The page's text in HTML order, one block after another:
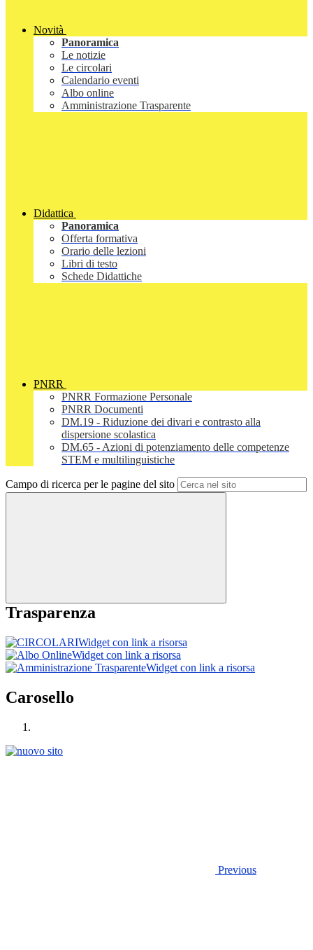
Novità
Panoramica
Le notizie
Le circolari
Calendario eventi
Albo online
Amministrazione Trasparente
Didattica
Panoramica
Offerta formativa
Orario delle lezioni
Libri di testo
Schede Didattiche
PNRR
PNRR Formazione Personale
PNRR Documenti
DM.19 - Riduzione dei divari e contrasto alla
dispersione scolastica
DM.65 - Azioni di potenziamento delle competenze
STEM e multilinguistiche
Campo di ricerca per le pagine del sito
Trasparenza
Widget con link a risorsa
Widget con link a risorsa
Widget con link a risorsa
Carosello
Previous